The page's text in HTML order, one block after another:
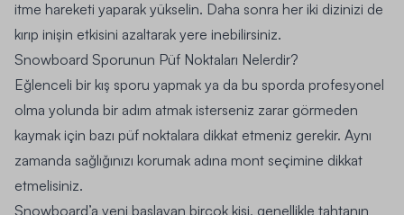
itme hareketi yaparak yükselin. Daha sonra her iki dizinizi de
kırıp inişin etkisini azaltarak yere inebilirsiniz.
Snowboard Sporunun Püf Noktaları Nelerdir?
Eğlenceli bir kış sporu yapmak ya da bu sporda profesyonel
olma yolunda bir adım atmak isterseniz zarar görmeden
kaymak için bazı püf noktalara dikkat etmeniz gerekir. Aynı
zamanda sağlığınızı korumak adına mont seçimine dikkat
etmelisiniz.
Snowboard’a yeni başlayan birçok kişi, genellikle tahtanın